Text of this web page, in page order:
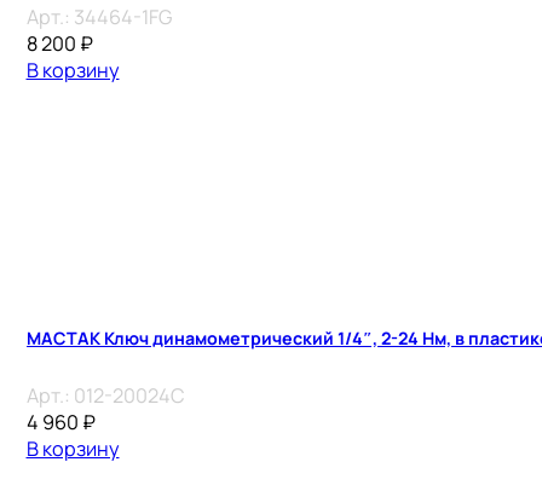
Арт.: 34464-1FG
8 200 ₽
В корзину
МАСТАК Ключ динамометрический 1/4″, 2-24 Нм, в
Арт.: 012-20024C
4 960 ₽
В корзину